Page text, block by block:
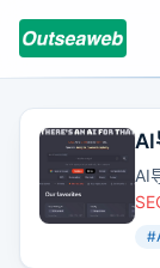
AI
AI
#